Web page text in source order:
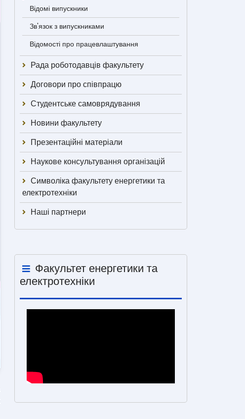
Відомі випускники
Зв'язок з випускниками
Відомості про працевлаштування
Рада роботодавців факультету
Договори про співпрацю
Студентське самоврядування
Новини факультету
Презентаційні матеріали
Наукове консультування організацій
Символіка факультету енергетики та
електротехніки
Наші партнери
Факультет енергетики та
електротехніки